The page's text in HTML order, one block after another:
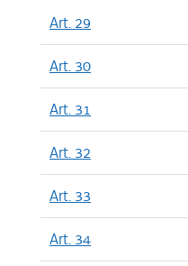
Art. 29
Art. 30
Art. 31
Art. 32
Art. 33
Art. 34